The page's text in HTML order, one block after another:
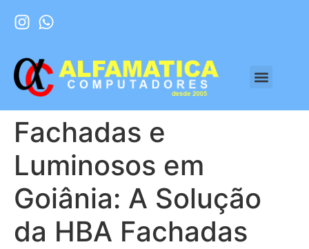
Fachadas e
Luminosos em
Goiânia: A Solução
da HBA Fachadas